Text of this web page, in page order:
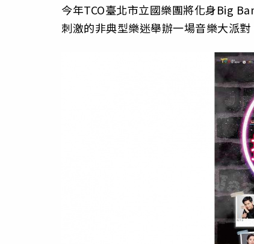
今年TCO臺北市立國樂團將化身Big
刺激的非典型樂迷舉辦一場音樂大派對